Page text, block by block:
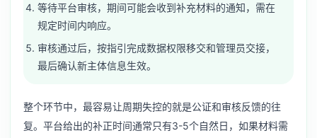
等待平台审核，期间可能会收到补充材料的通知，需在
规定时间内响应。
审核通过后，按指引完成数据权限移交和管理员交接，
最后确认新主体信息生效。
整个环节中，最容易让周期失控的就是公证和审核反馈的往
复。平台给出的补正时间通常只有3-5个自然日，如果材料需